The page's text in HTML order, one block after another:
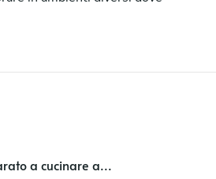
a cucinare a...